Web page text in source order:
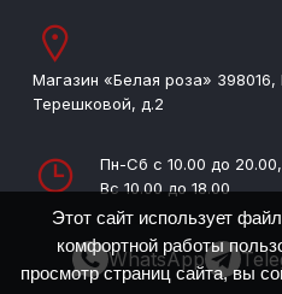
Магазин «Белая роза» 398016,
Терешковой, д.2
Пн-Сб с 10.00 до 20.00,
Вс 10.00 до 18.00
WhatsApp
Этот сайт использует
комфортной работы
просмотр страниц сайта, вы